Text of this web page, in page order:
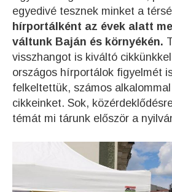
egyedivé tesznek minket a
hírportálként az évek alatt
váltunk Baján és környékén.
visszhangot is kiváltó
országos hírportálok figyelmét
felkeltettük, számos
cikkeinket. Sok,
témát mi tárunk először a